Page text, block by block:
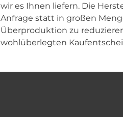
wir es Ihnen liefern. Die
Anfrage statt in großen
Überproduktion zu
wohlüberlegten